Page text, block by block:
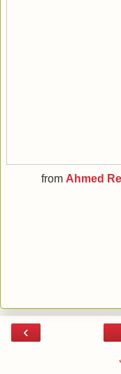
from Ahmed
›